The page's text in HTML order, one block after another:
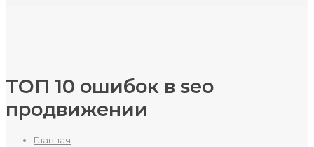
ТОП 10 ошибок в seo
продвижении
Главная